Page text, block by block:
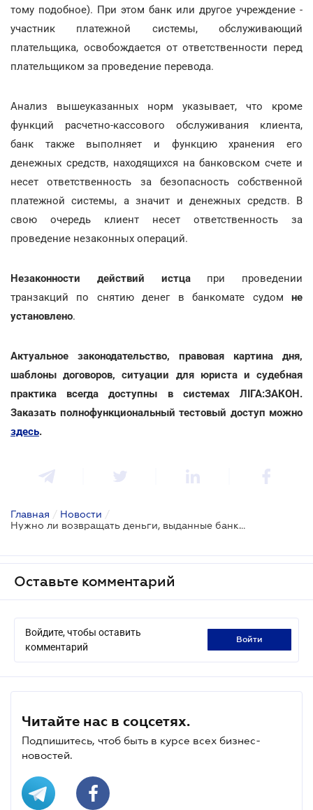
тому подобное). При этом банк или другое учреждение -
участник платежной системы, обслуживающий
плательщика, освобождается от ответственности перед
плательщиком за проведение перевода.
Анализ вышеуказанных норм указывает, что кроме
функций расчетно-кассового обслуживания клиента,
банк также выполняет и функцию хранения его
денежных средств, находящихся на банковском счете и
несет ответственность за безопасность собственной
платежной системы, а значит и денежных средств. В
свою очередь клиент несет ответственность за
проведение незаконных операций.
Незаконности действий истцапри проведении
транзакций по снятию денег в банкомате судом не
установлено.
Актуальное законодательство, правовая картина дня,
шаблоны договоров, ситуации для юриста и судебная
практика всегда доступны в системах ЛІГА:ЗАКОН.
Заказать полнофункциональный тестовый доступ можно
здесь.
Главная / Новости /
Нужно ли возвращать деньги, выданные банкоматом по ошибке
Оставьте комментарий
Войдите, чтобы оставить
комментарий
войти
Читайте нас в соцсетях.
Подпишитесь, чтоб быть в курсе всех бизнес-
новостей.